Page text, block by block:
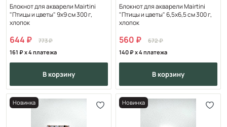
Блокнот для акварели Mairtini
"Птицы и цветы" 9х9 см 300 г,
хлопок
644
773
161
x 4 платежа
в корзину
Блокнот для акварели Mairtini
"Птицы и цветы" 6,5х6,5 см 300 г,
хлопок
560
672
140
x 4 платежа
в корзину
Новинка Новинка